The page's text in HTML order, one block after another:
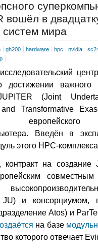
вошёл в
мира
gh200 hardware hpc nvidia
достижении важного
(Joint
and Transformative
европейского
Введён в
этого НРС-
контракт на создание
JU) и консорциумом,
Atos) и
на базе
которого отвечает